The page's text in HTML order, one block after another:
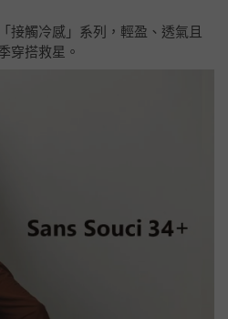
接觸冷感」系列，輕盈、透氣且
穿搭救星。